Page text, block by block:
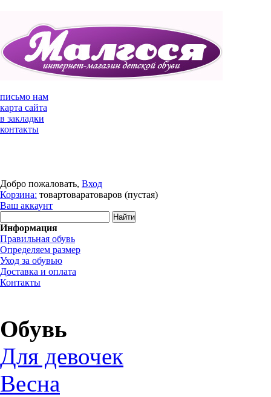
письмо нам
карта сайта
в закладки
контакты
Добро пожаловать, Вход
Корзина: товартоваратоваров (пустая)
Ваш аккаунт
Информация
Правильная обувь
Определяем размер
Уход за обувью
Доставка и оплата
Контакты
Обувь
Для девочек
Весна